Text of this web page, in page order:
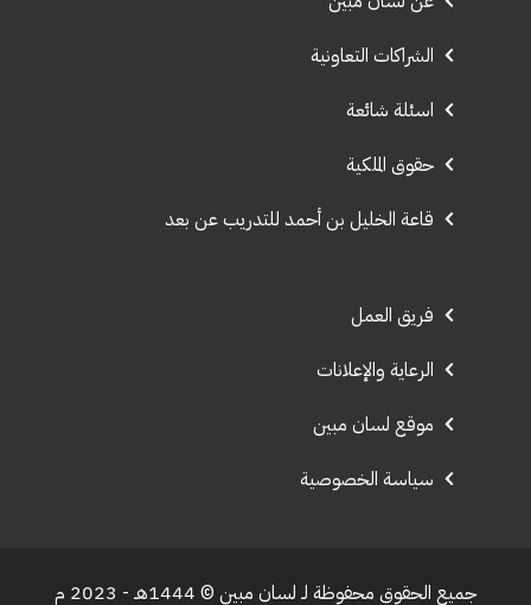
الشراكات التعاونية
اسئلة شائعة
حقوق الملكية
قاعة الخليل بن أحمد للتدريب عن بعد
فريق العمل
الرعاية والإعلانات
موقع لسان مبين
سياسة الخصوصية
جميع الحقوق محفوظة لـ لسان مبين © 1444هـ - 2023 م